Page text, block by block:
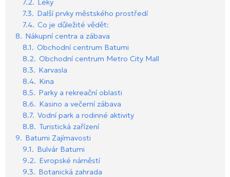
7.2. Léky
7.3. Další prvky městského prostředí
7.4. Co je důležité vědět:
8. Nákupní centra a zábava
8.1. Obchodní centrum Batumi
8.2. Obchodní centrum Metro City Mall
8.3. Karvasla
8.4. Kina
8.5. Parky a rekreační oblasti
8.6. Kasino a večerní zábava
8.7. Vodní park a rodinné aktivity
8.8. Turistická zařízení
9. Batumi Zajímavosti
9.1. Bulvár Batumi
9.2. Evropské náměstí
9.3. Botanická zahrada